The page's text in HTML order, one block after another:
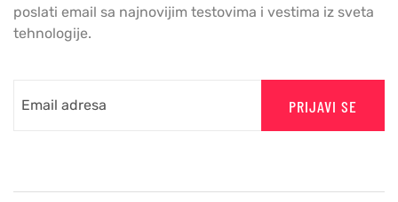
poslati email sa najnovijim testovima i vestima iz sveta
tehnologije.
PRIJAVI SE